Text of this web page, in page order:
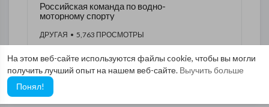
На этом веб-сайте используются файлы cookie, чтобы вы могли
получить лучший опыт на нашем веб-сайте. Выучить больше
Понял!
Российская команда по водно-
моторному спорту
ДРУГАЯ • 5,763 ПРОСМОТРЫ